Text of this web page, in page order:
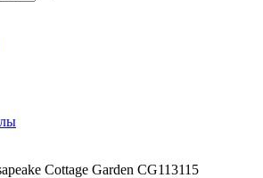
Cottage Garden CG113115